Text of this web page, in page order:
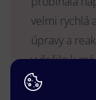
velmi rychlá
úpravy a
vyřešilo k
vyhovující,